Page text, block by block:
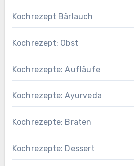
Kochrezept Bärlauch
Kochrezept: Obst
Kochrezepte: Aufläufe
Kochrezepte: Ayurveda
Kochrezepte: Braten
Kochrezepte: Dessert